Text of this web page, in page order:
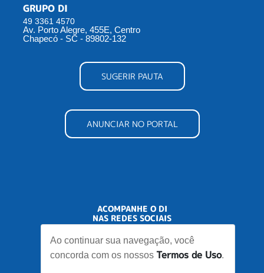
Ao continuar sua navegação, você
concorda com os nossos Termos de Uso.
GRUPO DI
49 3361 4570
Av. Porto Alegre, 455E, Centro
Chapecó - SC - 89802-132
SUGERIR PAUTA
ANUNCIAR NO PORTAL
ACOMPANHE O DI
NAS REDES SOCIAIS